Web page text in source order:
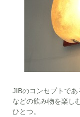
JIBのコンセプトで
などの飲み物を楽し
ひとつ。